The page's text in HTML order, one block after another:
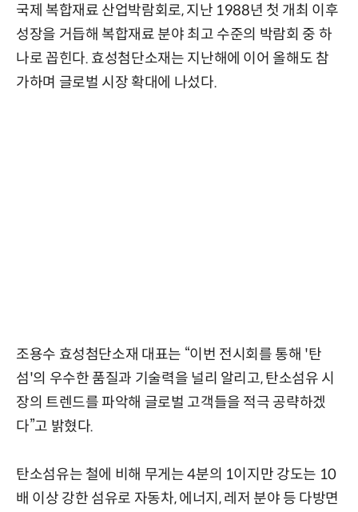
국제 복합재료 산업박람회로, 지난 1988년 첫 개최 이후
성장을 거듭해 복합재료 분야 최고 수준의 박람회 중 하
나로 꼽힌다. 효성첨단소재는 지난해에 이어 올해도 참
가하며 글로벌 시장 확대에 나섰다.
조용수 효성첨단소재 대표는 “이번 전시회를 통해 '탄
섬'의 우수한 품질과 기술력을 널리 알리고, 탄소섬유 시
장의 트렌드를 파악해 글로벌 고객들을 적극 공략하겠
다”고 밝혔다.
탄소섬유는 철에 비해 무게는 4분의 1이지만 강도는 10
배 이상 강한 섬유로 자동차, 에너지, 레저 분야 등 다방면